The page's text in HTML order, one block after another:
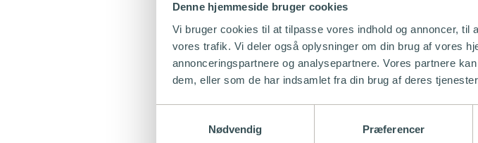
Denne hjemmeside bruger cookies
Vi bruger cookies til at tilpasse vores indhold og annoncer,
vores trafik. Vi deler også oplysninger om din brug af vores
annonceringspartnere og analysepartnere. Vores partnere
dem, eller som de har indsamlet fra din brug af deres
Nødvendig
Præferencer